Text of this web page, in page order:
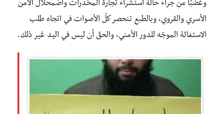
وغضبًا من جراء حالة استشراء تجارة المخدرات واضمحلال الأمن
الأسري والقروي، وبالطبع تنحصر كلّ الأصوات في اتجاه طلب
الاستغاثة الموجّه للدور الأمني، والحقّ أن ليس في اليد غير ذلك.